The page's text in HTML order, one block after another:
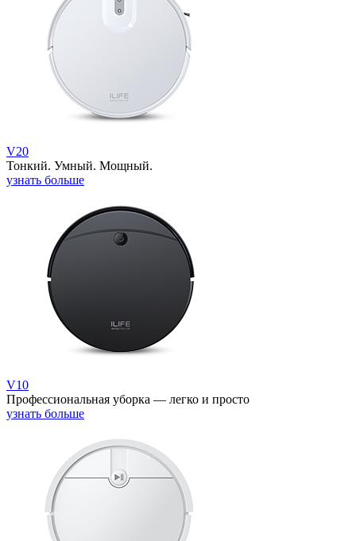
V20
Тонкий. Умный. Мощный.
узнать больше
V10
Профессиональная уборка — легко и просто
узнать больше